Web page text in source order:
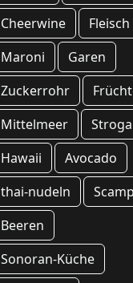
Cheerwine
Fleisch
Maroni
Garen
Zuckerrohr
Mittelmeer
Hawaii
Avocado
thai-nudeln
Beeren
Sonoran-Küche